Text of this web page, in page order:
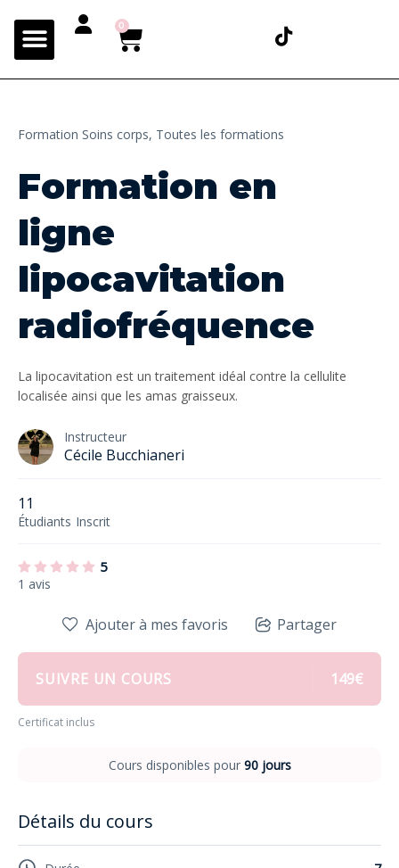
0
Formation Soins corps, Toutes les formations
Formation en
ligne
lipocavitation
radiofréquence
La lipocavitation est un traitement idéal contre la cellulite
localisée ainsi que les amas graisseux.
Instructeur
Cécile Bucchianeri
11
Étudiants Inscrit
5
1 avis
Ajouter à mes favoris Partager
SUIVRE UN COURS 149€
Certificat inclus
Cours disponibles pour 90 jours
Détails du cours